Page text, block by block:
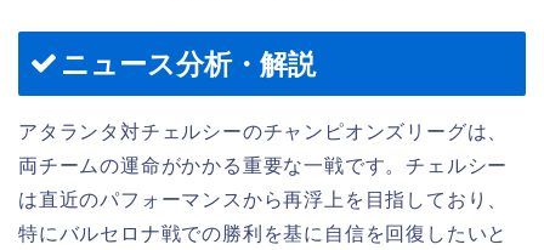
ニュース分析・解説
アタランタ対チェルシーのチャンピオンズリーグは、
両チームの運命がかかる重要な一戦です。チェルシー
は直近のパフォーマンスから再浮上を目指しており、
特にバルセロナ戦での勝利を基に自信を回復したいと